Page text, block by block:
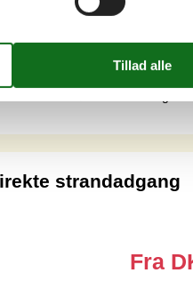
skønne sommerhus byder
husets køkken-alrum og
strandadgang
Fra